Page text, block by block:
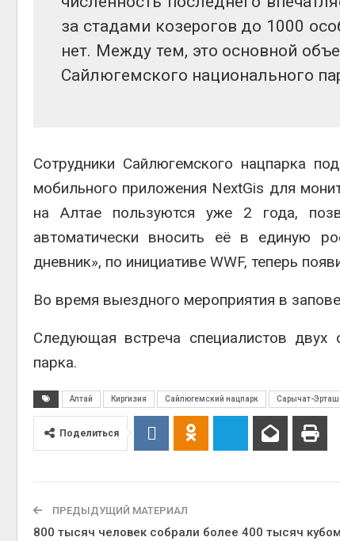
за стадами козерогов до 1000
нет. Между тем, это основной
Сайлюгемского национального
Сотрудники Сайлюгемского нацпарка
мобильного приложения NextGis для
на Алтае пользуются уже 2 года,
автоматически вносить её в единую
дневник», по инициативе WWF, теперь
Во время выездного мероприятия в
Следующая встреча специалистов двух
парка.
Алтай Киргизия Сайлюгемский нацпарк Сарычат-
Поделиться
ПРЕДЫДУЩИЙ МАТЕРИАЛ
800 тысяч человек собрали более 400 тысяч